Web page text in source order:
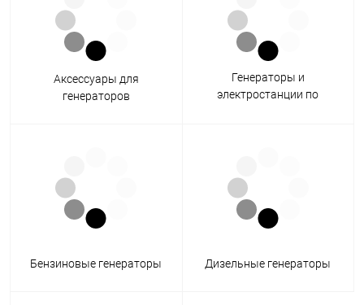
Аксессуары для
генераторов
Генераторы и
электростанции по
Бензиновые генераторы Дизельные генераторы